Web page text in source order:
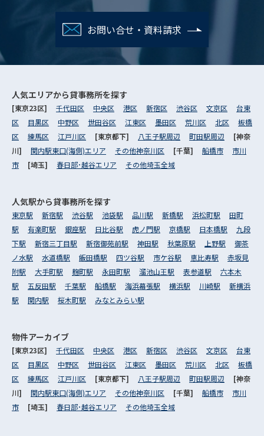
お問い合せ・資料請求
人気エリアから貸事務所を探す
[東京23区] 千代田区 中央区 港区 新宿区 渋谷区 文京区
台東
区
目黒区 中野区 世田谷区 江東区 墨田区 荒川区 北区
板橋
区
練馬区 江戸川区 [東京都下] 八王子駅周辺 町田駅周辺
[神奈
川] 関内駅東口(海側)エリア その他神奈川区 [千葉] 船橋市
市川
市
[埼玉] 春日部･越谷エリア その他埼玉全域
人気駅から貸事務所を探す
東京駅 新宿駅 渋谷駅 池袋駅 品川駅 新橋駅 浜松町駅
田町
駅
有楽町駅 銀座駅 日比谷駅 虎ノ門駅 京橋駅 日本橋駅
九段
下駅
新宿三丁目駅 新宿御苑前駅 神田駅 秋葉原駅 上野駅
御茶
ノ水駅
水道橋駅 飯田橋駅 四ツ谷駅 市ケ谷駅 恵比寿駅
赤坂見
附駅
大手町駅 麹町駅 永田町駅 溜池山王駅 表参道駅
六本木
駅
五反田駅 千葉駅 船橋駅 海浜幕張駅 横浜駅 川崎駅
新横浜
駅
関内駅 桜木町駅 みなとみらい駅
物件アーカイブ
[東京23区] 千代田区 中央区 港区 新宿区 渋谷区 文京区
台東
区
目黒区 中野区 世田谷区 江東区 墨田区 荒川区 北区
板橋
区
練馬区 江戸川区 [東京都下] 八王子駅周辺 町田駅周辺
[神奈
川] 関内駅東口(海側)エリア その他神奈川区 [千葉] 船橋市
市川
市
[埼玉] 春日部･越谷エリア その他埼玉全域